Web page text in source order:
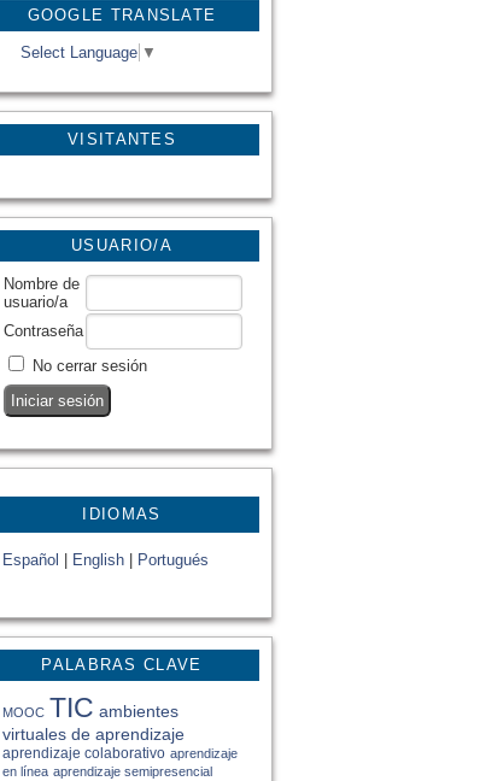
GOOGLE TRANSLATE
Select Language ▼
VISITANTES
USUARIO/A
Nombre de
usuario/a
Contraseña
No cerrar sesión
IDIOMAS
Español English Portugués
PALABRAS CLAVE
MOOC TIC ambientes
virtuales de aprendizaje
aprendizaje colaborativo aprendizaje
en línea aprendizaje semipresencial